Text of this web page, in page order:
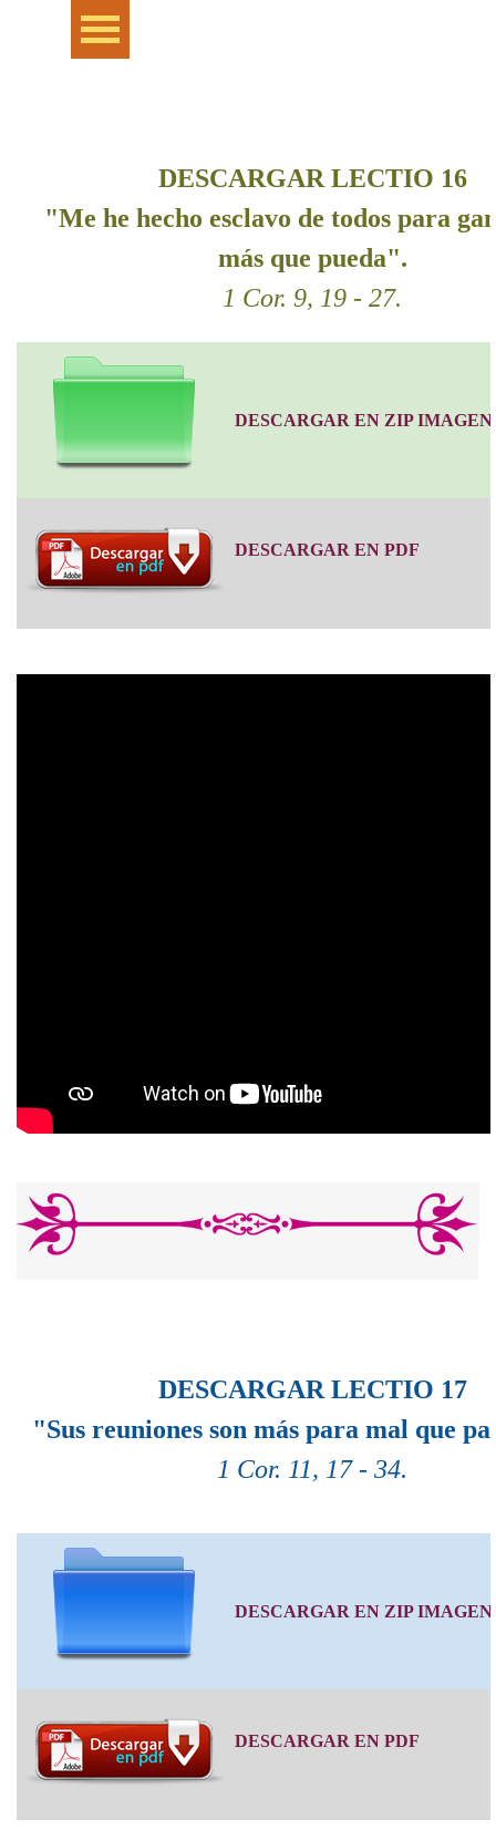
DESCARGAR LECTIO 16
"Me he hecho esclavo de todos para
más que pueda".
1 Cor. 9, 19 - 27.
DESCARGAR EN ZIP
DESCARGAR EN PDF
DESCARGAR LECTIO 17
"Sus reuniones son más para mal que
1 Cor. 11, 17 - 34.
DESCARGAR EN ZIP
DESCARGAR EN PDF